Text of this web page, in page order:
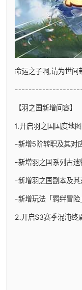
命运之子啊,请为世间
【羽之国新增间容】
1.开启羽之国国度地图
-新增5阶转职及其对
-新增羽之国系列古遗
-新增羽之国副本及其
-新增玩法「羁绊冒险
2.开启S3赛季混沌终